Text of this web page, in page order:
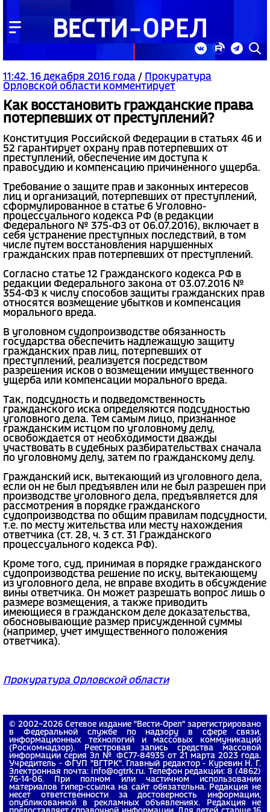
11:42, 16 декабря 2016 года /
Прокуратура
Орловской области комментирует
Как восстановить гражданские права
потерпевших от преступлений?
Конституция Российской Федерации в статьях 46 и
52 гарантирует охрану прав потерпевших от
преступлений, обеспечение им доступа к
правосудию и компенсацию причиненного ущерба.
Требование о защите прав и законных интересов
лиц и организаций, потерпевших от преступлений,
сформулированное в статье 6 Уголовно-
процессуального кодекса РФ (в редакции
Федерального № 375-ФЗ от 06.07.2016), включает в
себя устранение преступных последствий, в том
числе путем восстановления нарушенных
гражданских прав потерпевших от преступлений.
Согласно статье 12 Гражданского кодекса РФ в
редакции Федерального закона от 03.07.2016 №
354-ФЗ к числу способов защиты гражданских прав
относятся возмещение убытков и компенсация
морального вреда.
В уголовном судопроизводстве обязанность
государства обеспечить надлежащую защиту
гражданских прав лиц, потерпевших от
преступлений, реализуется посредством
разрешения исков о возмещении имущественного
ущерба или компенсации морального вреда.
Так, подсудность и подведомственность
гражданского иска определяются подсудностью
уголовного дела. Тем самым лицо, признанное
гражданским истцом по уголовному делу,
освобождается от необходимости дважды
участвовать в судебных разбирательствах сначала
по уголовному делу, затем по гражданскому делу.
Гражданский иск, вытекающий из уголовного дела,
если он не был предъявлен или не был разрешен при
производстве уголовного дела, предъявляется для
рассмотрения в порядке гражданского
судопроизводства по общим правилам подсудности,
т.е. по месту жительства или месту нахождения
ответчика (ст. 28, ч. 3 ст. 31 Гражданского
процессуального кодекса РФ).
Кроме того, суд, принимая в порядке гражданского
судопроизводства решение по иску, вытекающему
из уголовного дела, не вправе входить в обсуждение
вины ответчика. Он может разрешать вопрос лишь о
размере возмещения, а также приводить
имеющиеся в гражданском деле доказательства,
обосновывающие размер присужденной суммы
(например, учет имущественного положения
ответчика).
Прокуратура Орловской области
© 2002−2026 Сетевое издание "Вести-Орел" зарегистрировано
в Федеральной службе по надзору в сфере связи,
информационных технологий и массовых коммуникаций
(Роскомнадзор). Реестровая запись средства массовой
информации серия Эл № ФС77-84935 от 21 марта 2023 года.
Учредитель - ФГУП "ВГТРК". Главный редактор - Куревин Н. Г.
Электронная почта: info@ogtrk.ru. Телефон редакции: 8 (4862)
76-14-06. При полном или частичном использовании
материалов гипер-ссылка на сайт обязательна. Редакция не
несет ответственности за достоверность информации,
опубликованной в рекламных объявлениях. Редакция не